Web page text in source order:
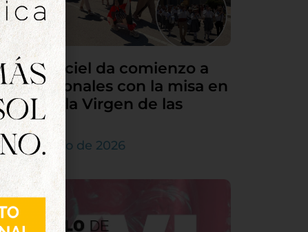
Villamarciel da comienzo a
sus patronales con la misa en
honor a la Virgen de las
Nieves
5 de agosto de 2026